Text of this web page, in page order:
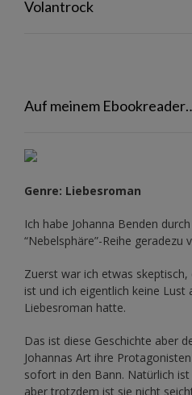
Volantrock
Auf meinem
Genre: Liebesroman
Ich habe Johanna Benden
“Nebelsphäre”-Reihe geradezu
Zuerst war ich etwas
ist und ich eigentlich keine Lust
Liebesroman hatte.
Das ist diese Geschichte aber
Johannas Art ihre
sofort in den Bann. Natürlich
aber trotzdem ist sie nicht